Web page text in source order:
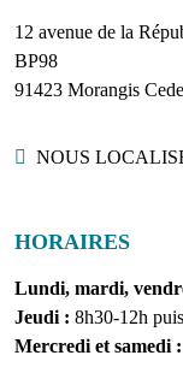
12 avenue de la
BP98
91423 Morangis
NOUS
HORAIRES
Lundi, mardi,
Jeudi : 8h30-12h
Mercredi et samedi :